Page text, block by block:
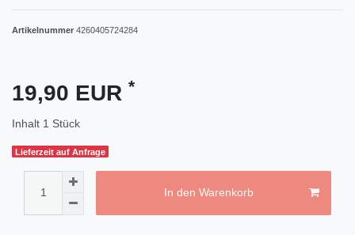
Artikelnummer 4260405724284
19,90 EUR *
Inhalt 1 Stück
Lieferzeit auf Anfrage
In den Warenkorb